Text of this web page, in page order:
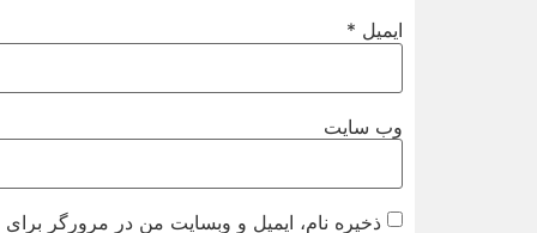
ایمیل *
وب‌ سایت
ذخیره نام، ایمیل و وبسایت من در مرورگر